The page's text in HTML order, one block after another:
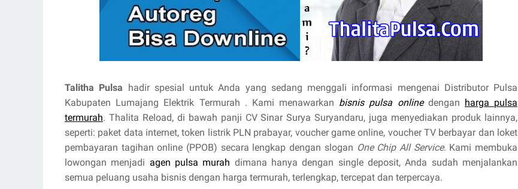
Talitha Pulsa hadir spesial untuk Anda yang sedang menggali informasi mengenai Distributor Pulsa
Kabupaten Lumajang Elektrik Termurah . Kami menawarkan bisnis pulsa onlinedengan harga pulsa
termurah. Thalita Reload, di bawah panji CV Sinar Surya Suryandaru, juga menyediakan produk lainnya,
seperti: paket data internet, token listrik PLN prabayar, voucher game online, voucher TV berbayar dan loket
pembayaran tagihan online (PPOB) secara lengkap dengan slogan One Chip All Service. Kami membuka
lowongan menjadi agen pulsa murah dimana hanya dengan single deposit, Anda sudah menjalankan
semua peluang usaha bisnis dengan harga termurah, terlengkap, tercepat dan terpercaya.